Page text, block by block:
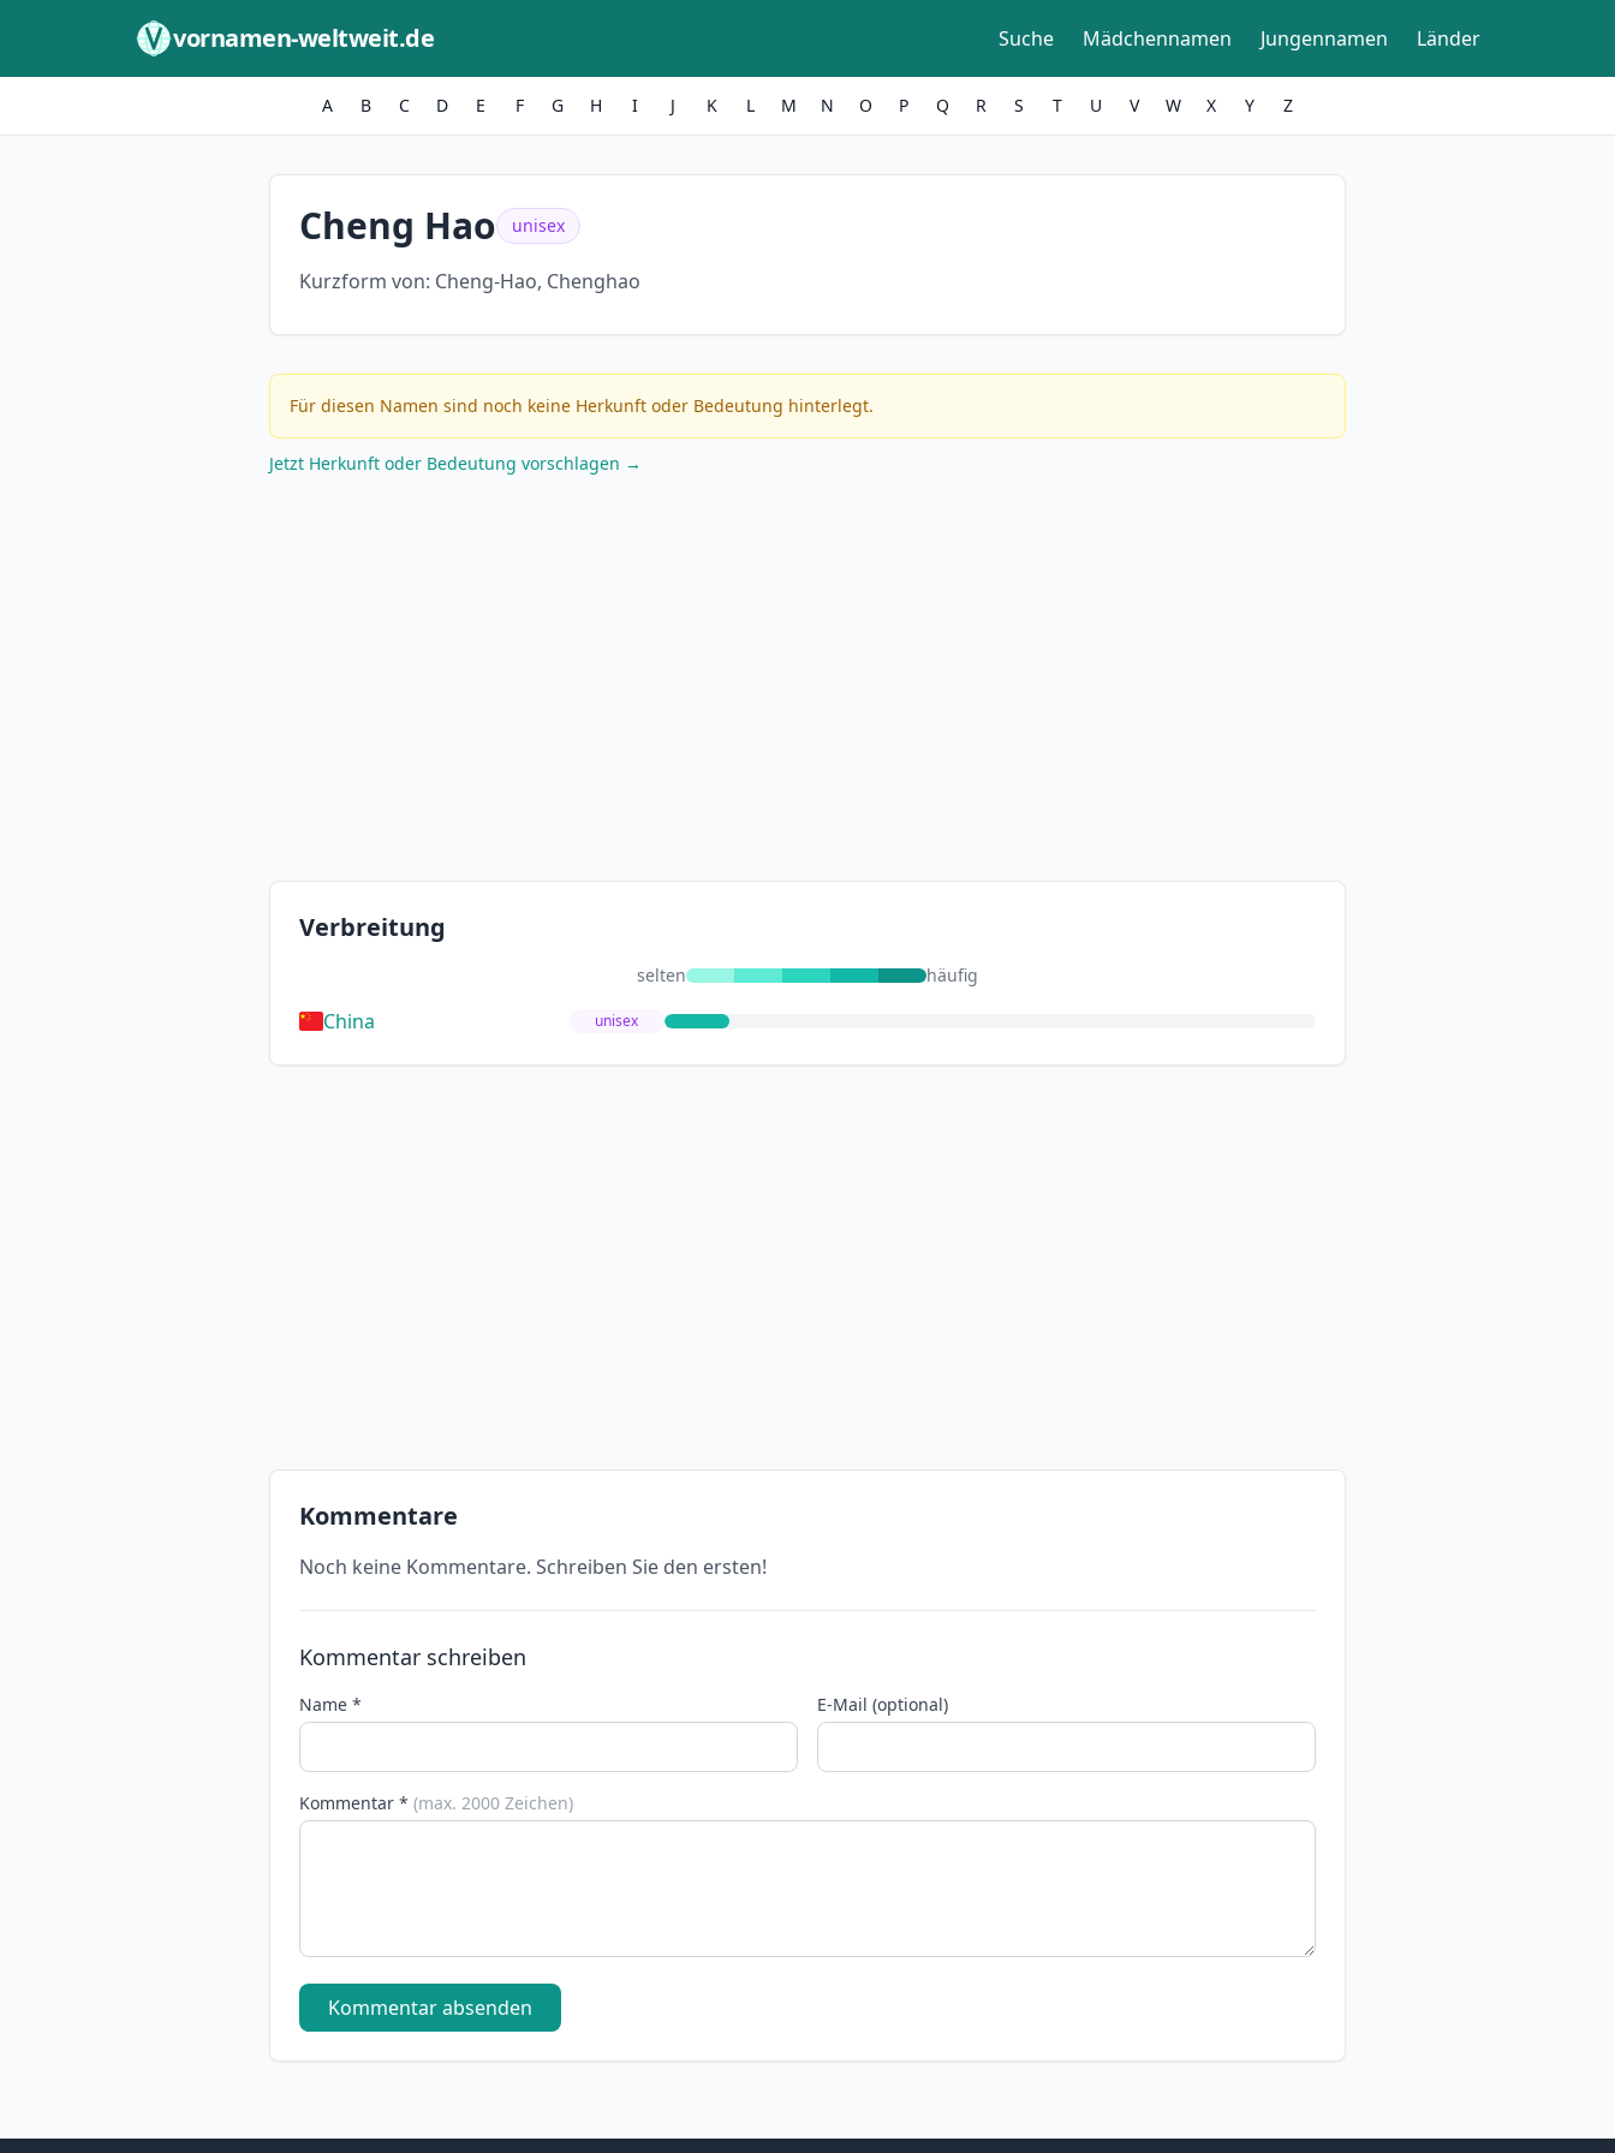
vornamen-weltweit.de Suche Mädchennamen Jungennamen Länder
A B C D E F G H I J K L M N O P Q R S T U V W X Y Z
Cheng Hao unisex
Kurzform von: Cheng-Hao, Chenghao
Für diesen Namen sind noch keine Herkunft oder Bedeutung hinterlegt.
Jetzt Herkunft oder Bedeutung vorschlagen →
Verbreitung
selten häufig
China unisex
Kommentare
Noch keine Kommentare. Schreiben Sie den ersten!
Kommentar schreiben
Name * E-Mail (optional)
Kommentar * (max. 2000 Zeichen)
Kommentar absenden